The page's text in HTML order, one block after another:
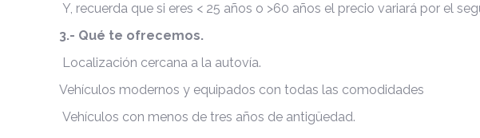
Y, recuerda que si eres < 25 años o >60 años el precio variará por el
3.- Qué te ofrecemos.
Localización cercana a la autovía.
Vehículos modernos y equipados con todas las comodidades
Vehículos con menos de tres años de antigüedad.